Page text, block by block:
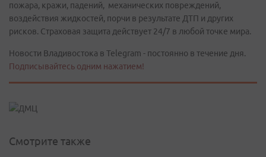
пожара, кражи, падений, механических повреждений,
воздействия жидкостей, порчи в результате ДТП и других
рисков. Страховая защита действует 24/7 в любой точке мира.
Новости Владивостока в Telegram - постоянно в течение дня.
Подписывайтесь одним нажатием!
Смотрите также